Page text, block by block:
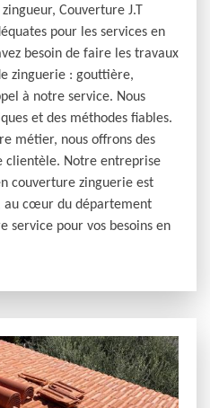
Couverture J.T
pour les services en
besoin de faire les travaux
zinguerie : gouttière,
à notre service. Nous
et des méthodes fiables.
métier, nous offrons des
clientèle. Notre entreprise
couverture zinguerie est
au cœur du département
service pour vos besoins en